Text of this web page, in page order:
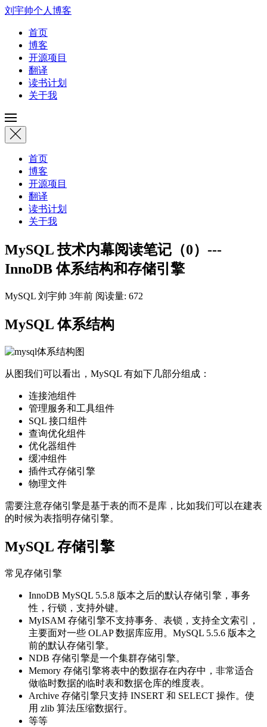
刘宇帅个人博客
首页
博客
开源项目
翻译
读书计划
关于我
首页
博客
开源项目
翻译
读书计划
关于我
MySQL 技术内幕阅读笔记（0）---
InnoDB 体系结构和存储引擎
MySQL 刘宇帅 3年前 阅读量: 672
MySQL 体系结构
从图我们可以看出，MySQL 有如下几部分组成：
连接池组件
管理服务和工具组件
SQL 接口组件
查询优化组件
优化器组件
缓冲组件
插件式存储引擎
物理文件
需要注意存储引擎是基于表的而不是库，比如我们可以在建表
的时候为表指明存储引擎。
MySQL 存储引擎
常见存储引擎
InnoDB MySQL 5.5.8 版本之后的默认存储引擎，事务
性，行锁，支持外键。
MyISAM 存储引擎不支持事务、表锁，支持全文索引，
主要面对一些 OLAP 数据库应用。MySQL 5.5.6 版本之
前的默认存储引擎。
NDB 存储引擎是一个集群存储引擎。
Memory 存储引擎将表中的数据存在内存中，非常适合
做临时数据的临时表和数据仓库的维度表。
Archive 存储引擎只支持 INSERT 和 SELECT 操作。使
用 zlib 算法压缩数据行。
等等